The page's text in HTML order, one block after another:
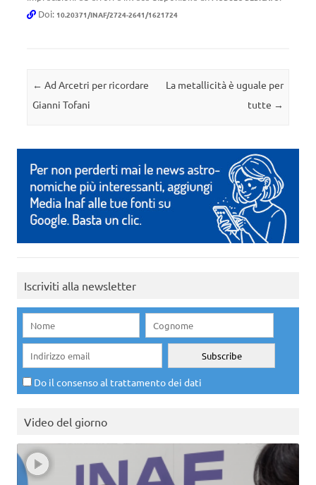
Doi: 10.20371/INAF/2724-2641/1621724
Navigazione articolo
← Ad Arcetri per ricordare
Gianni Tofani
La metallicità è uguale per
tutte →
Iscriviti alla newsletter
Do il consenso al trattamento dei dati
Video del giorno